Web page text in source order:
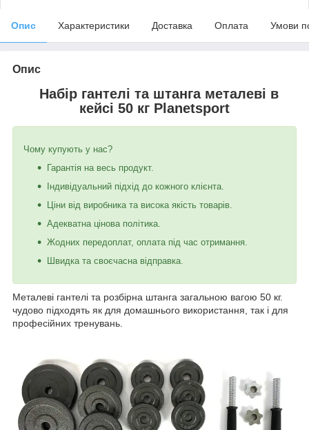
Опис Характеристики Доставка Оплата Умови
Опис
Набір гантелі та штанга металеві в
кейсі 50 кг Planetsport
Чому купують у нас?
Гарантія на весь продукт.
Індивідуальний підхід до кожного клієнта.
Ціни від виробника та висока якість товарів.
Адекватна цінова політика.
Жодних передоплат, оплата під час отримання.
Швидка та своєчасна відправка.
Металеві гантелі та розбірна штанга загальною вагою 50 кг.
чудово підходять як для домашнього використання, так і для
професійних тренувань.